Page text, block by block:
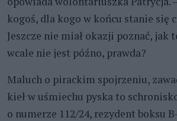
kogoś, dla kogo w końcu stanie się
Jeszcze nie miał okazji poznać, jak
wcale nie jest późno, prawda?
Maluch o pirackim spojrzeniu,
kieł w uśmiechu pyska to
o numerze 112/24, rezydent boksu